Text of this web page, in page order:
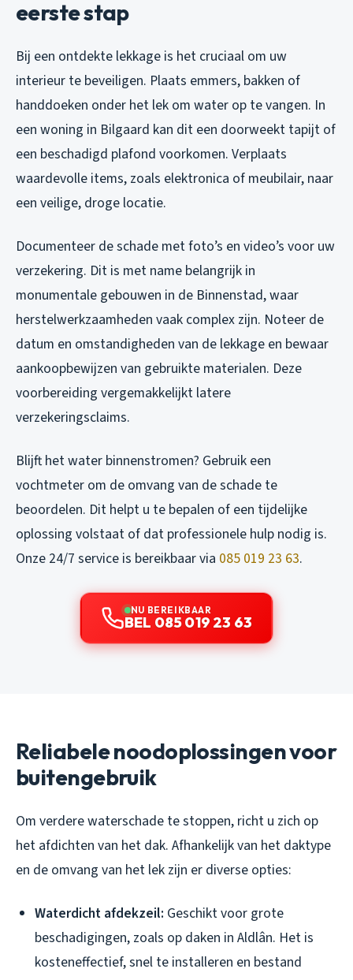
eerste stap
Bij een ontdekte lekkage is het cruciaal om uw
interieur te beveiligen. Plaats emmers, bakken of
handdoeken onder het lek om water op te vangen. In
een woning in Bilgaard kan dit een doorweekt tapijt of
een beschadigd plafond voorkomen. Verplaats
waardevolle items, zoals elektronica of meubilair, naar
een veilige, droge locatie.
Documenteer de schade met foto’s en video’s voor uw
verzekering. Dit is met name belangrijk in
monumentale gebouwen in de Binnenstad, waar
herstelwerkzaamheden vaak complex zijn. Noteer de
datum en omstandigheden van de lekkage en bewaar
aankoopbewijzen van gebruikte materialen. Deze
voorbereiding vergemakkelijkt latere
verzekeringsclaims.
Blijft het water binnenstromen? Gebruik een
vochtmeter om de omvang van de schade te
beoordelen. Dit helpt u te bepalen of een tijdelijke
oplossing volstaat of dat professionele hulp nodig is.
Onze 24/7 service is bereikbaar via 085 019 23 63.
NU BEREIKBAAR
BEL 085 019 23 63
Reliabele noodoplossingen voor
buitengebruik
Om verdere waterschade te stoppen, richt u zich op
het afdichten van het dak. Afhankelijk van het daktype
en de omvang van het lek zijn er diverse opties:
Waterdicht afdekzeil: Geschikt voor grote
beschadigingen, zoals op daken in Aldlân. Het is
kosteneffectief, snel te installeren en bestand